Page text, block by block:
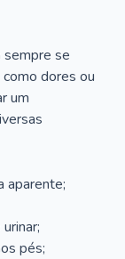
se
dores ou
um
aparente;
pés;